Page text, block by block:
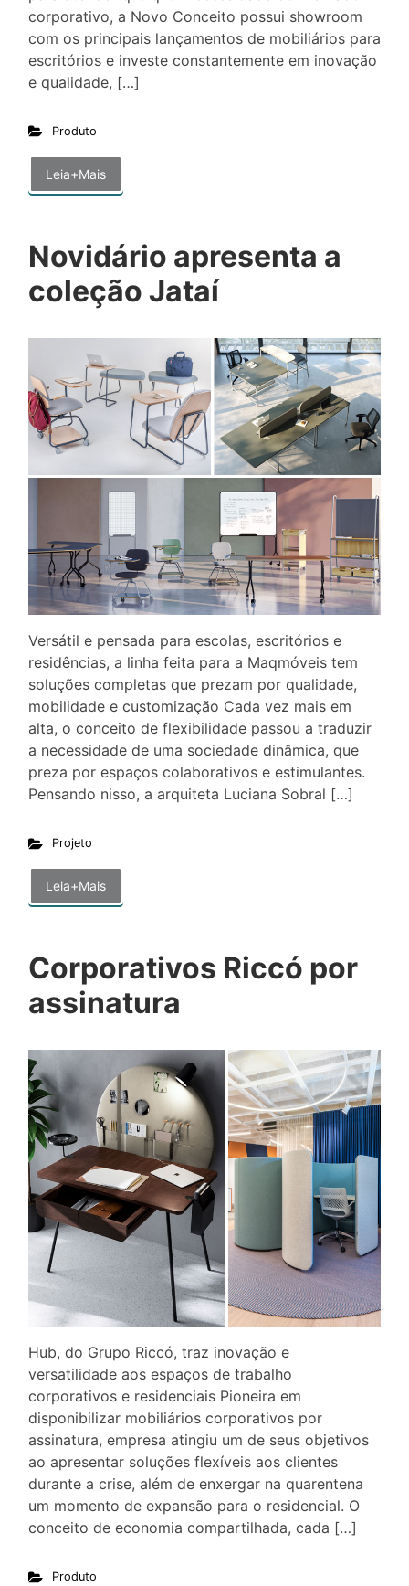
corporativo, a Novo Conceito possui showroom
com os principais lançamentos de mobiliários para
escritórios e investe constantemente em inovação
e qualidade, […]
Produto
Leia+Mais
Novidário apresenta a
coleção Jataí
Versátil e pensada para escolas, escritórios e
residências, a linha feita para a Maqmóveis tem
soluções completas que prezam por qualidade,
mobilidade e customização Cada vez mais em
alta, o conceito de flexibilidade passou a traduzir
a necessidade de uma sociedade dinâmica, que
preza por espaços colaborativos e estimulantes.
Pensando nisso, a arquiteta Luciana Sobral […]
Projeto
Leia+Mais
Corporativos Riccó por
assinatura
Hub, do Grupo Riccó, traz inovação e
versatilidade aos espaços de trabalho
corporativos e residenciais Pioneira em
disponibilizar mobiliários corporativos por
assinatura, empresa atingiu um de seus objetivos
ao apresentar soluções flexíveis aos clientes
durante a crise, além de enxergar na quarentena
um momento de expansão para o residencial. O
conceito de economia compartilhada, cada […]
Produto